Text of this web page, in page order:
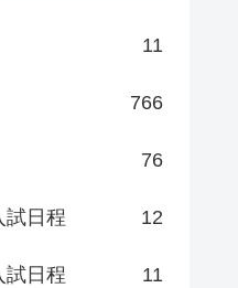
11
766
76
試日程 12
試日程 11